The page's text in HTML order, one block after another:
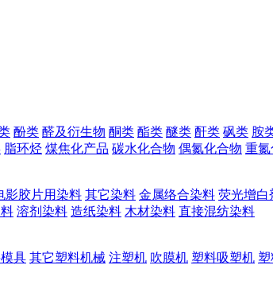
酚类 醛及衍生物 酮类 酯类 醚类 酐类 砜类 胺
脂环烃 煤焦化产品 碳水化合物 偶氮化合物 重氮
影胶片用染料 其它染料 金属络合染料 荧光增白
溶剂染料 造纸染料 木材染料 直接混纺染料
具 其它塑料机械 注塑机 吹膜机 塑料吸塑机